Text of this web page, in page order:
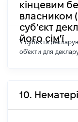
кінцевим
власником
суб’єкт
його сім'ї
У суб'єкта
об'єкти для
10.